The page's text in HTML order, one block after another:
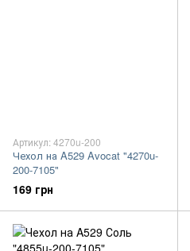
Артикул: 4270u-200
Чехол на A529 Avocat "4270u-
200-7105"
169 грн